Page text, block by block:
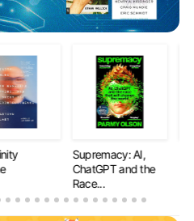
AI,
and the
Why Machines
Learn: The Elegant
Mat...